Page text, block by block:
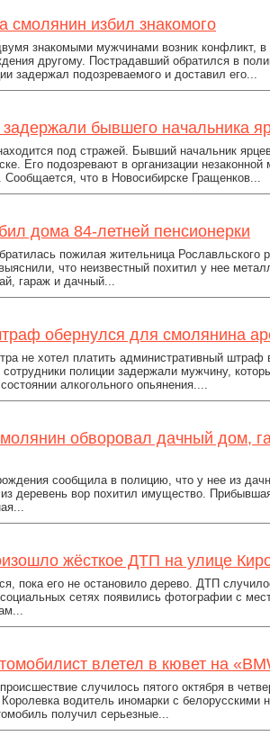
смолянин избил знакомого
знакомыми мужчинами возник конфликт, в
другому. Пострадавший обратился в
задержал подозреваемого и доставил его...
бывшего начальника
под стражей. Бывший начальник
Его подозревают в организации незаконной
Сообщается, что в Новосибирске Гращенков...
дома 84-летней пенсионерки
пожилая жительница Рославльского
что неизвестный похитил у нее
гараж и дачный...
обернулся для смолянина
не хотел платить административный штраф
сотрудники полиции задержали мужчину,
алкогольного опьянения....
обворовал дачный дом,
сообщила в полицию, что у нее из
деревень вор похитил имущество.
жёсткое ДТП на улице
пока его не остановило дерево. ДТП
сетях появились фотографии с
влетел в кювет на
случилось пятого октября в
водитель иномарки с белорусскими
получил серьезные...